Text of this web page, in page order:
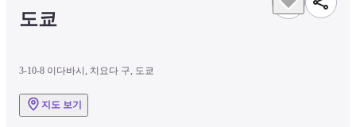
도쿄
3-10-8 이다바시, 치요다 구, 도쿄
지도 보기